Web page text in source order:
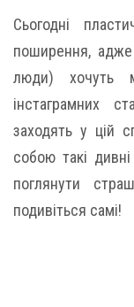
Сьогодні
поширення, адже
люди) хочуть
інстаграмних
заходять у цій
собою такі
поглянути
подивіться самі!